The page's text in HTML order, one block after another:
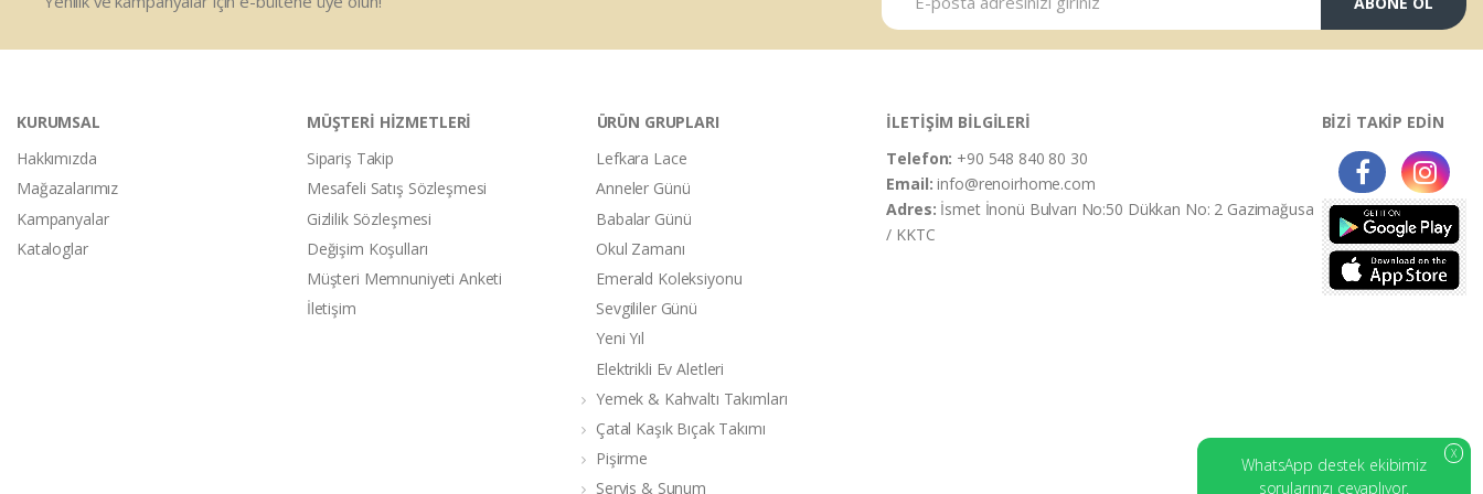
KURUMSAL
Hakkımızda
Mağazalarımız
Kampanyalar
Kataloglar
MÜŞTERİ HİZMETLERİ
Sipariş Takip
Mesafeli Satış Sözleşmesi
Gizlilik Sözleşmesi
Değişim Koşulları
Müşteri Memnuniyeti Anketi
İletişim
ÜRÜN GRUPLARI
Lefkara Lace
Anneler Günü
Babalar Günü
Okul Zamanı
Emerald Koleksiyonu
Sevgililer Günü
Yeni Yıl
Elektrikli Ev Aletleri
Yemek & Kahvaltı Takımları
Çatal Kaşık Bıçak Takımı
Pişirme
Servis & Sunum
İLETİŞİM BİLGİLERİ
Telefon: +90 548 840 80 30
Email:info@renoirhome.com
Adres: İsmet İnonü Bulvarı No:50 Dükkan No: 2 Gazimağusa
/ KKTC
BİZİ TAKİP EDİN
X
WhatsApp destek ekibimiz
sorularınızı cevaplıyor.